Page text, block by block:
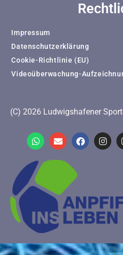
Impressum
Datenschutzerklärung
Cookie-Richtlinie (EU)
Videoüberwachung-
(C) 2026 Ludwigshafener